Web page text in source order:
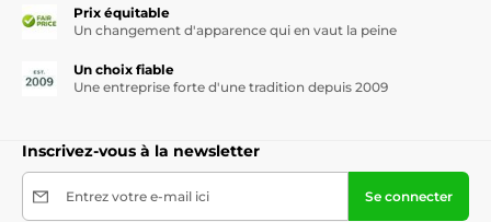
Prix équitable
Un changement d'apparence qui en vaut la peine
Un choix fiable
Une entreprise forte d'une tradition depuis 2009
Inscrivez-vous à la newsletter
Entrez votre e-mail ici Se connecter